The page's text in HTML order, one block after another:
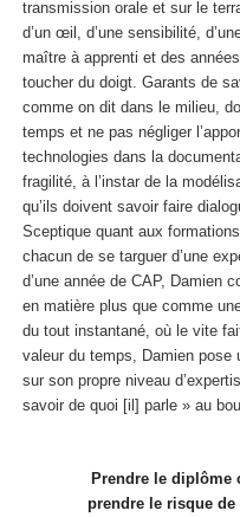
transmission orale et sur le
d’un œil, d’une sensibilité,
maître à apprenti et des
toucher du doigt. Garants de
comme on dit dans le milieu,
temps et ne pas négliger
technologies dans la
fragilité, à l’instar de la
qu’ils doivent savoir faire
Sceptique quant aux
chacun de se targuer d’une
d’une année de CAP, Damien
en matière plus que comme
du tout instantané, où le vite
valeur du temps, Damien pose
sur son propre niveau
savoir de quoi [il] parle » au
Prendre le diplôme
prendre le risque